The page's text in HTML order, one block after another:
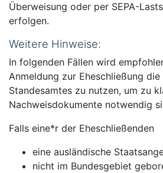
Überweisung oder per SEPA-
erfolgen.
Weitere Hinweise:
In folgenden Fällen wird
Anmeldung zur Eheschließung
Standesamtes zu nutzen, um zu
Nachweisdokumente notwendig
Falls eine*r der Eheschließenden
eine ausländische
nicht im Bundesgebiet